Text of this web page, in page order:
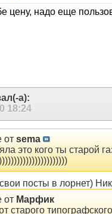
цену, надо еще
а):
18:24
от sema
это кого ты старой
посты в лорнет)
от Марфик
старого